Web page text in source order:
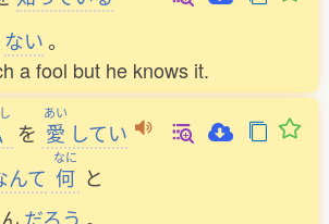
ない。
a fool but he knows it.
を
あい
愛 してい
んて
なに
何 と